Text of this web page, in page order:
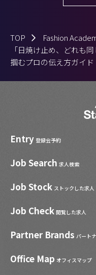
TOP Fashion
「日焼け止め、どれも
掴むプロの伝え方ガイド
Entry 登録会予約
Job Search 求人検索
Job Stock ストックした求人
Job Check 閲覧した求人
Partner Brands パート
Office Map オフィスマップ